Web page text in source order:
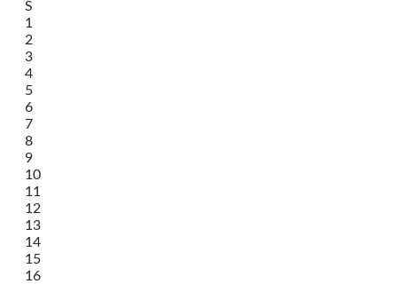
S
1
2
3
4
5
6
7
8
9
10
11
12
13
14
15
16